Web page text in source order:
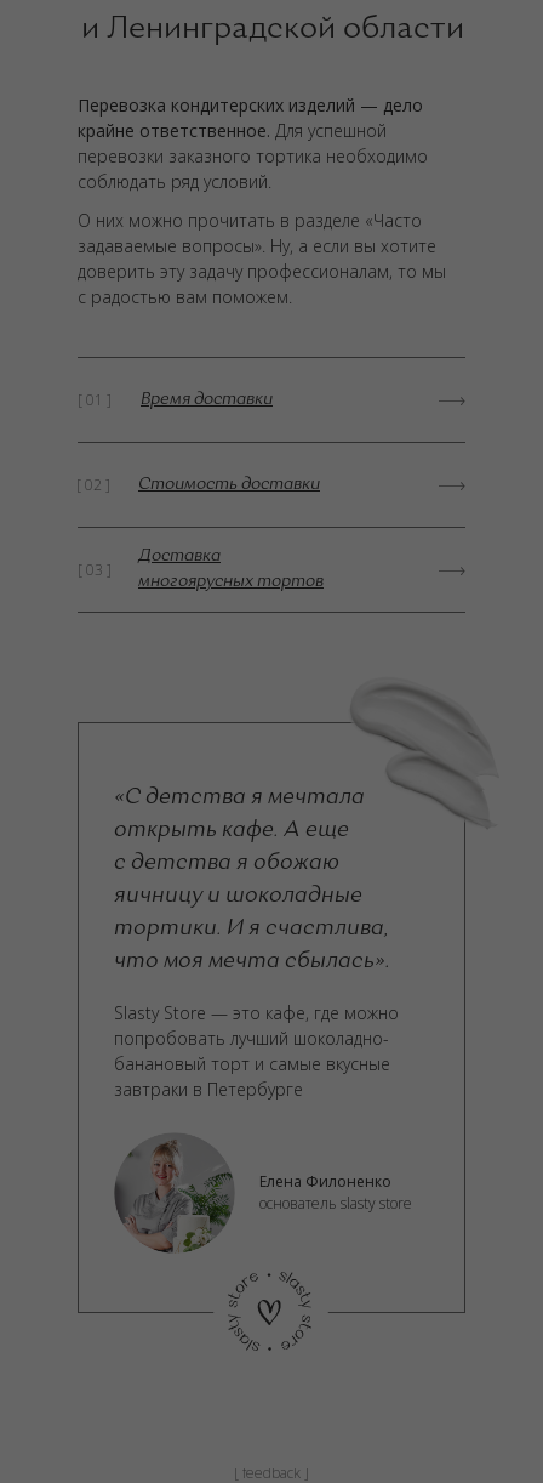
и Ленинградской области
[ 01 ]
[ 02 ]
[ 03 ]
Время доставки
Перевозка кондитерских изделий — дело
крайне ответственное. Для успешной
перевозки заказного тортика необходимо
соблюдать ряд условий.
Стоимость доставки
О них можно прочитать в разделе «Часто
задаваемые вопросы». Ну, а если вы хотите
доверить эту задачу профессионалам, то мы
с радостью вам поможем.
Доставка
многоярусных тортов
«С детства я мечтала
открыть кафе. А еще
с детства я обожаю
яичницу и шоколадные
тортики. И я счастлива,
что моя мечта сбылась».
Slasty Store — это кафе, где можно
попробовать лучший шоколадно-
банановый торт и самые вкусные
завтраки в Петербурге
Елена Филоненко
основатель slasty store
[ feedback ]